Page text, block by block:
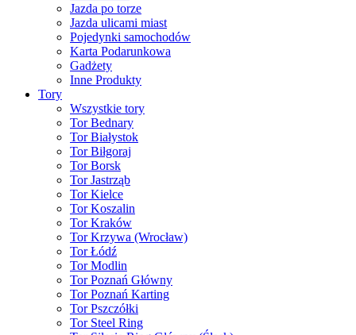
Jazda po torze
Jazda ulicami miast
Pojedynki samochodów
Karta Podarunkowa
Gadżety
Inne Produkty
Tory
Wszystkie tory
Tor Bednary
Tor Białystok
Tor Biłgoraj
Tor Borsk
Tor Jastrząb
Tor Kielce
Tor Koszalin
Tor Kraków
Tor Krzywa (Wrocław)
Tor Łódź
Tor Modlin
Tor Poznań Główny
Tor Poznań Karting
Tor Pszczółki
Tor Steel Ring